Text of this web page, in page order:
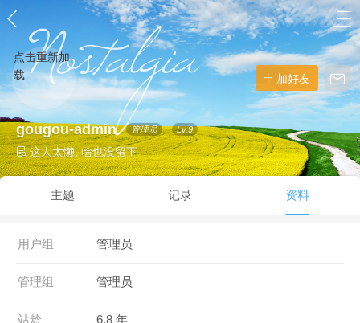
点击重新加
载
加好友
gougou-admin 管理员 Lv.9
这人太懒, 啥也没留下
主题 记录 资料
用户组 管理员
管理组 管理员
站龄 6.8 年